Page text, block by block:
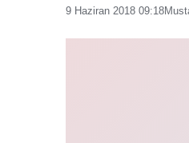
9 Haziran 2018 09:18